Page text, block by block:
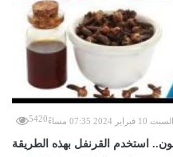
السبت 10 فبراير 2024 07:35 مساءً 5420
استخدم القرنفل بهذه الطريقة